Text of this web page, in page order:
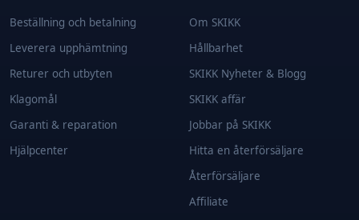
Beställning och betalning
Leverera upphämtning
Returer och utbyten
Klagomål
Garanti & reparation
Hjälpcenter
Om SKIKK
Hållbarhet
SKIKK Nyheter & Blogg
SKIKK affär
Jobbar på SKIKK
Hitta en återförsäljare
Återförsäljare
Affiliate